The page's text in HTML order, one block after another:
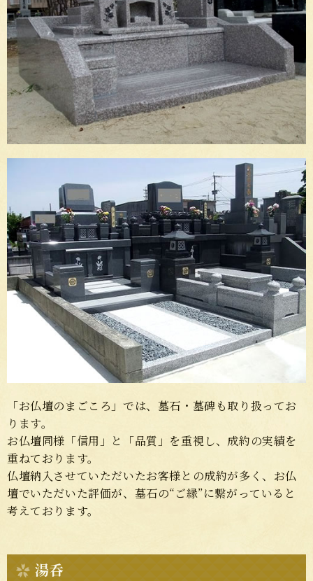
「お仏壇のまごころ」では、墓石・墓碑も取り扱ってお
ります。
お仏壇同様「信用」と「品質」を重視し、成約の実績を
重ねております。
仏壇納入させていただいたお客様との成約が多く、お仏
壇でいただいた評価が、墓石の“ご縁”に繋がっていると
考えております。
湯呑